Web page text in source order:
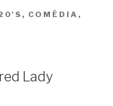
, COMÉDIA ,
Lady